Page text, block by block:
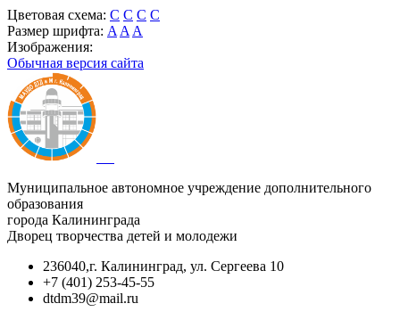
Цветовая схема: C C C C
Размер шрифта: A A A
Изображения:
Обычная версия сайта
Муниципальное автономное учреждение дополнительного
образования
города Калининграда
Дворец творчества детей и молодежи
236040,г. Калининград, ул. Сергеева 10
+7 (401) 253-45-55
dtdm39@mail.ru